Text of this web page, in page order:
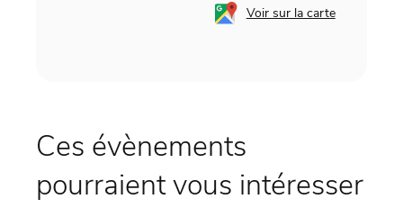
Voir sur la carte
Ces évènements
pourraient vous intéresser